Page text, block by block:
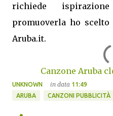
richiede
promuoverla ho
Aruba.it.
Canzone Aruba
UNKNOWN in data 11:49
ARUBA
CANZONI PUBBLICITÀ